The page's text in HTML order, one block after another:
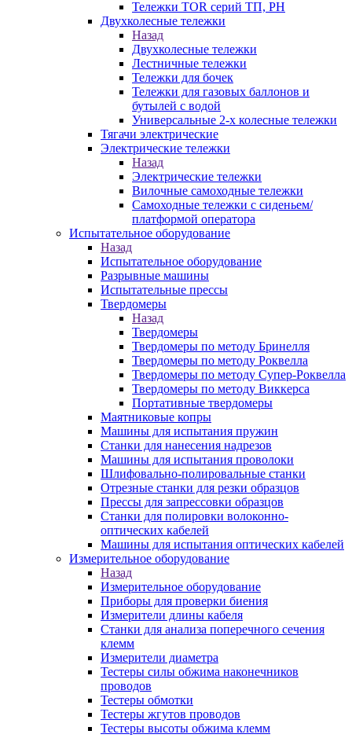
Тележки TOR серий ТП, PH
Двухколесные тележки
Назад
Двухколесные тележки
Лестничные тележки
Тележки для бочек
Тележки для газовых баллонов и
бутылей с водой
Универсальные 2-х колесные тележки
Тягачи электрические
Электрические тележки
Назад
Электрические тележки
Вилочные самоходные тележки
Самоходные тележки с сиденьем/
платформой оператора
Испытательное оборудование
Назад
Испытательное оборудование
Разрывные машины
Испытательные прессы
Твердомеры
Назад
Твердомеры
Твердомеры по методу Бринелля
Твердомеры по методу Роквелла
Твердомеры по методу Супер-Роквелла
Твердомеры по методу Виккерса
Портативные твердомеры
Маятниковые копры
Машины для испытания пружин
Станки для нанесения надрезов
Машины для испытания проволоки
Шлифовально-полировальные станки
Отрезные станки для резки образцов
Прессы для запрессовки образцов
Станки для полировки волоконно-
оптических кабелей
Машины для испытания оптических кабелей
Измерительное оборудование
Назад
Измерительное оборудование
Приборы для проверки биения
Измерители длины кабеля
Станки для анализа поперечного сечения
клемм
Измерители диаметра
Тестеры силы обжима наконечников
проводов
Тестеры обмотки
Тестеры жгутов проводов
Тестеры высоты обжима клемм